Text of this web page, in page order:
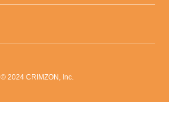
© 2024 CRIMZON, Inc.